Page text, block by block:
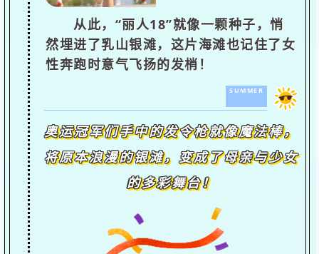
从此，“丽人18”就像一颗种子，悄
然埋进了乳山银滩，这片海滩也记住了女
性奔跑时意气飞扬的发梢！
SUMMER
奥运冠军们手中的发令枪就像魔法棒，
将原本浪漫的银滩，变成了母亲与少女
的多彩舞台！